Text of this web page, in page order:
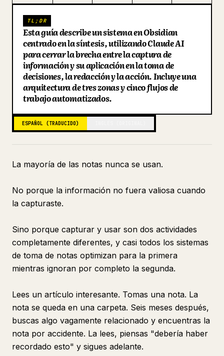
Blog
Actualizaciones
TL;DR
Esta guía describe un sistema en Obsidian
centrado en la síntesis, utilizando Claude AI
para cerrar la brecha entre la captura de
información y su aplicación en la toma de
decisiones, la redacción y la acción. Incluye una
arquitectura de tres zonas y cinco flujos de
trabajo automatizados.
ESPAÑOL (TRADUCIDO)
La mayoría de las notas nunca se usan.
No porque la información no fuera valiosa cuando
la capturaste.
Sino porque capturar y usar son dos actividades
completamente diferentes, y casi todos los sistemas
de toma de notas optimizan para la primera
mientras ignoran por completo la segunda.
Lees un artículo interesante. Tomas una nota. La
nota se queda en una carpeta. Seis meses después,
buscas algo vagamente relacionado y encuentras la
nota por accidente. La lees, piensas "debería haber
recordado esto" y sigues adelante.